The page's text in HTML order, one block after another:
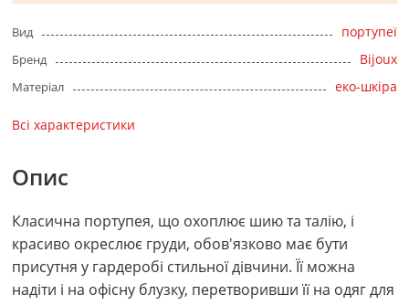
Вид портупеї
Бренд Bijoux
Матеріал еко-шкіра
Всі характеристики
Опис
Класична портупея, що охоплює шию та талію, і
красиво окреслює груди, обов'язково має бути
присутня у гардеробі стильної дівчини. Її можна
надіти і на офісну блузку, перетворивши її на одяг для